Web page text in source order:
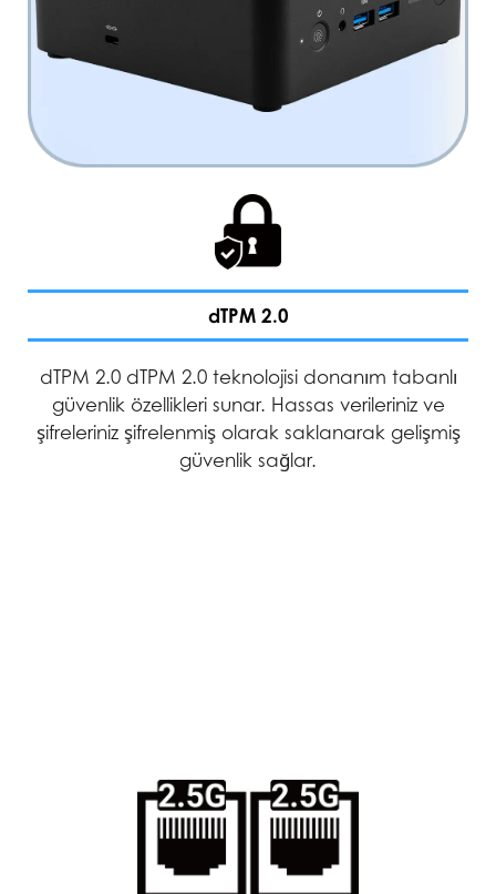
dTPM 2.0
dTPM 2.0 dTPM 2.0 teknolojisi donanım tabanlı
güvenlik özellikleri sunar. Hassas verileriniz ve
şifreleriniz şifrelenmiş olarak saklanarak gelişmiş
güvenlik sağlar.